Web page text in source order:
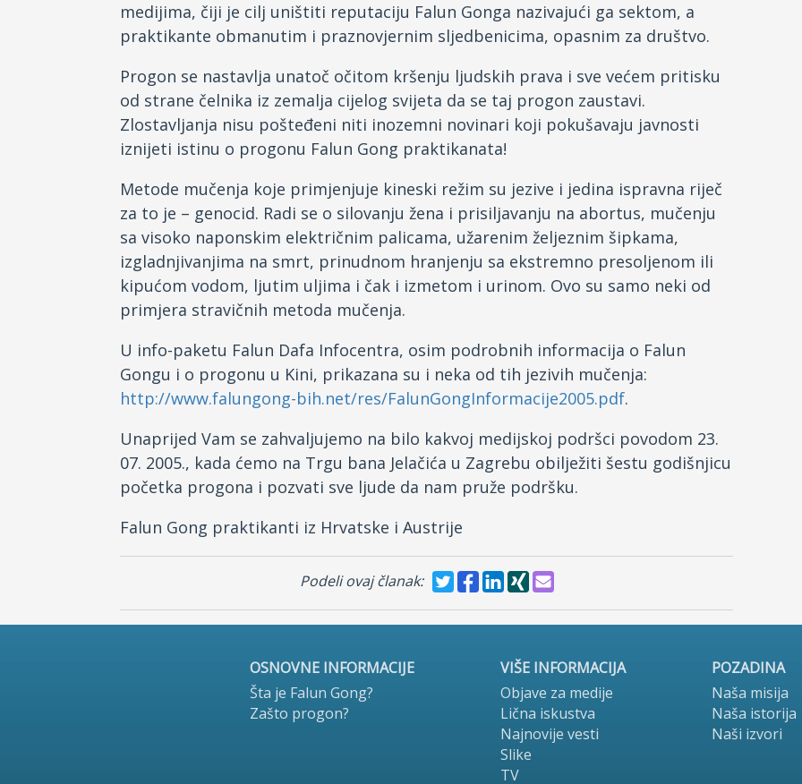
medijima, čiji je cilj uništiti reputaciju Falun Gonga nazivajući ga sektom, a
praktikante obmanutim i praznovjernim sljedbenicima, opasnim za društvo.
Progon se nastavlja unatoč očitom kršenju ljudskih prava i sve većem pritisku
od strane čelnika iz zemalja cijelog svijeta da se taj progon zaustavi.
Zlostavljanja nisu pošteđeni niti inozemni novinari koji pokušavaju javnosti
iznijeti istinu o progonu Falun Gong praktikanata!
Metode mučenja koje primjenjuje kineski režim su jezive i jedina ispravna riječ
za to je – genocid. Radi se o silovanju žena i prisiljavanju na abortus, mučenju
sa visoko naponskim električnim palicama, užarenim željeznim šipkama,
izgladnjivanjima na smrt, prinudnom hranjenju sa ekstremno presoljenom ili
kipućom vodom, ljutim uljima i čak i izmetom i urinom. Ovo su samo neki od
primjera stravičnih metoda mučenja.
U info-paketu Falun Dafa Infocentra, osim podrobnih informacija o Falun
Gongu i o progonu u Kini, prikazana su i neka od tih jezivih mučenja:
http://www.falungong-bih.net/res/FalunGongInformacije2005.pdf.
Unaprijed Vam se zahvaljujemo na bilo kakvoj medijskoj podršci povodom 23.
07. 2005., kada ćemo na Trgu bana Jelačića u Zagrebu obilježiti šestu godišnjicu
početka progona i pozvati sve ljude da nam pruže podršku.
Falun Gong praktikanti iz Hrvatske i Austrije
Podeli ovaj članak:
OSNOVNE INFORMACIJE
Šta je Falun Gong?
Zašto progon?
VIŠE INFORMACIJA
Objave za medije
Lična iskustva
Najnovije vesti
Slike
TV
POZADINA
Naša misija
Naša istorija
Naši izvori